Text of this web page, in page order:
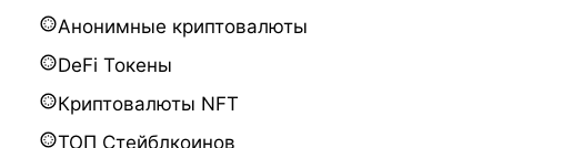
Анонимные криптовалюты
DeFi Токены
Криптовалюты NFT
ТОП Стейблкоинов